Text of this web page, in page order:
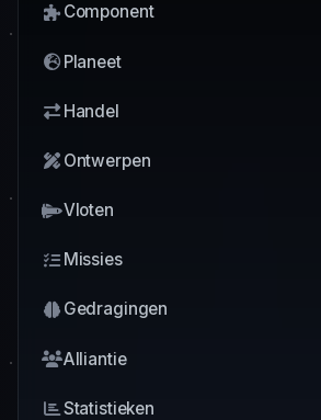
Component
Planeet
Handel
Ontwerpen
Vloten
Missies
Gedragingen
Alliantie
Statistieken